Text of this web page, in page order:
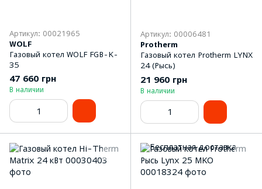
Артикул: 00021965
WOLF
Газовый котел WOLF FGB-K-
35
47 660 грн
В наличии
Артикул: 00006481
Protherm
Газовый котел Protherm LYNX
24 (Рысь)
21 960 грн
В наличии